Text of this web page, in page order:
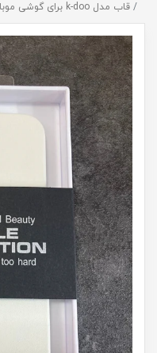
قاب مدل k-doo برای گوشی موبایل اپل iPhone 12promax